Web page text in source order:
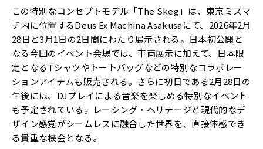
この特別なコンセプトモデル「The Skeg」は、東京ミズマ
チ内に位置するDeus Ex Machina Asakusaにて、2026年2月
28日と3月1日の2日間にわたり展示される。日本初公開と
なる今回のイベント会場では、車両展示に加えて、日本限
定となるTシャツやトートバッグなどの特別なコラボレー
ションアイテムも販売される。さらに初日である2月28日の
午後には、DJプレイによる音楽を楽しめる特別なイベント
も予定されている。レーシング・ヘリテージと現代的なデ
ザイン感覚がシームレスに融合した世界を、直接体感でき
る貴重な機会となる。